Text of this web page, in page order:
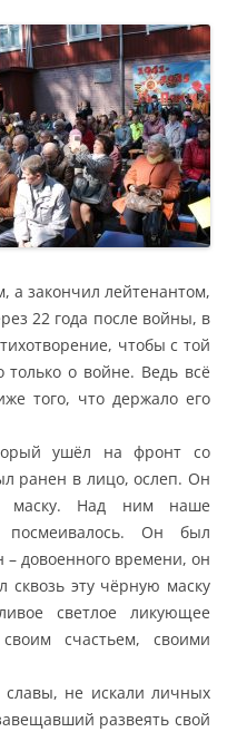
а закончил лейтенантом,
22 года после войны, в
чтобы с той
о войне. Ведь всё
того, что держало его
ушёл на фронт со
ранен в лицо, ослеп. Он
маску. Над ним наше
посмеивалось. Он был
довоенного времени, он
эту чёрную маску
светлое ликующее
счастьем, своими
не искали личных
развеять свой